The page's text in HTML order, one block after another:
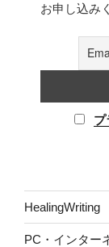
お申し込み
プ
HealingWriting
PC・インター